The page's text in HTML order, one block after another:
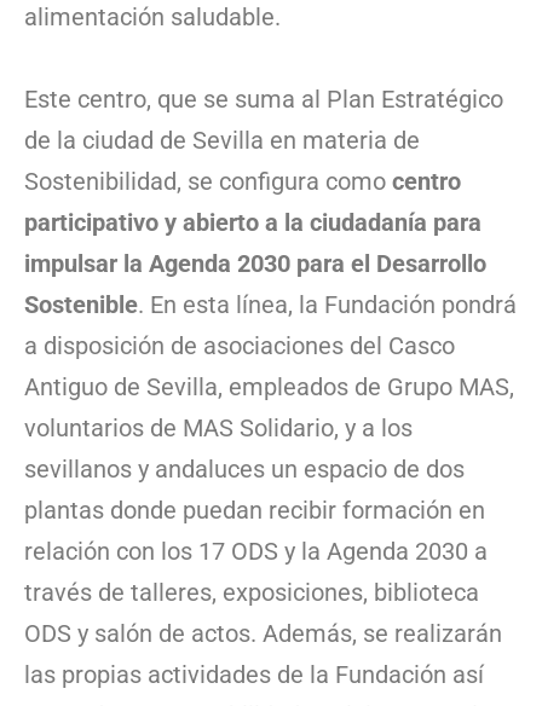
alimentación saludable.
Este centro, que se suma al Plan Estratégico
de la ciudad de Sevilla en materia de
Sostenibilidad, se configura como centro
participativo y abierto a la ciudadanía para
impulsar la Agenda 2030 para el Desarrollo
Sostenible. En esta línea, la Fundación pondrá
a disposición de asociaciones del Casco
Antiguo de Sevilla, empleados de Grupo MAS,
voluntarios de MAS Solidario, y a los
sevillanos y andaluces un espacio de dos
plantas donde puedan recibir formación en
relación con los 17 ODS y la Agenda 2030 a
través de talleres, exposiciones, biblioteca
ODS y salón de actos. Además, se realizarán
las propias actividades de la Fundación así